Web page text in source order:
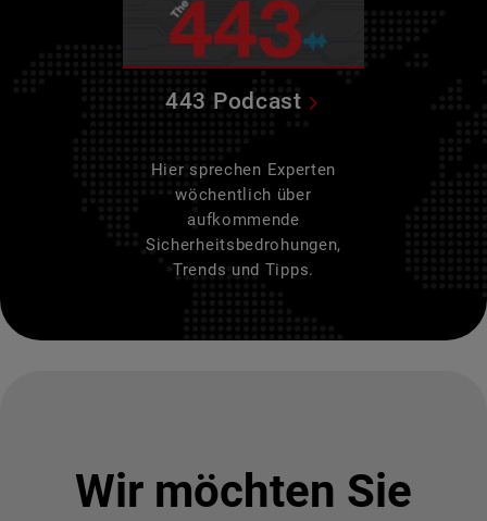
443 Podcast
Hier sprechen Experten
wöchentlich über
aufkommende
Sicherheitsbedrohungen,
Trends und Tipps.
Wir möchten Sie